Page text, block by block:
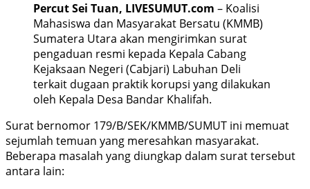
Percut Sei Tuan, LIVESUMUT.com – Koalisi
Mahasiswa dan Masyarakat Bersatu (KMMB)
Sumatera Utara akan mengirimkan surat
pengaduan resmi kepada Kepala Cabang
Kejaksaan Negeri (Cabjari) Labuhan Deli
terkait dugaan praktik korupsi yang dilakukan
oleh Kepala Desa Bandar Khalifah.
Surat bernomor 179/B/SEK/KMMB/SUMUT ini memuat
sejumlah temuan yang meresahkan masyarakat.
Beberapa masalah yang diungkap dalam surat tersebut
antara lain: